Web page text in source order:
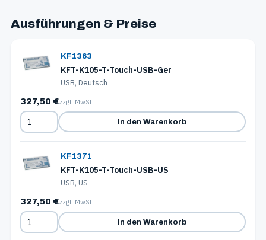
Ausführungen & Preise
KF1363
KFT-K105-T-Touch-USB-Ger
USB, Deutsch
327,50 €zzgl. MwSt.
In den Warenkorb
KF1371
KFT-K105-T-Touch-USB-US
USB, US
327,50 €zzgl. MwSt.
In den Warenkorb